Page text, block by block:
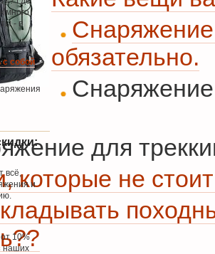
Снаряжение
обязательно.
для
которые не
много
- в
с собой
всё,
и
10%
наших